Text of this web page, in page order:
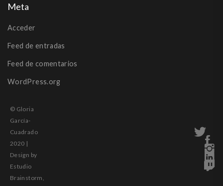
Meta
Acceder
Feed de entradas
Feed de comentarios
WordPress.org
© Gloria
García-
Cuadrado
2020 |
Design by
Estudio
Brainstorm,